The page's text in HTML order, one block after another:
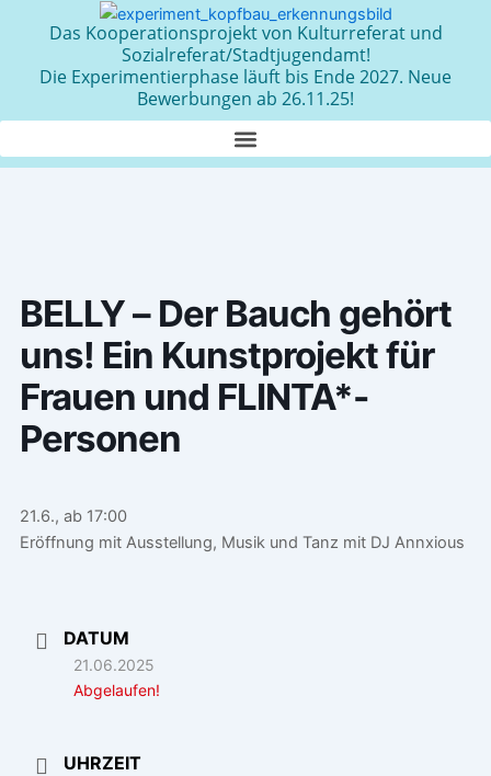
Das Kooperationsprojekt von Kulturreferat und
Sozialreferat/Stadtjugendamt!
Die Experimentierphase läuft bis Ende 2027. Neue
Bewerbungen ab 26.11.25!
BELLY – Der Bauch gehört
uns! Ein Kunstprojekt für
Frauen und FLINTA*-
Personen
21.6., ab 17:00
Eröffnung mit Ausstellung, Musik und Tanz mit DJ Annxious
DATUM
21.06.2025
Abgelaufen!
UHRZEIT